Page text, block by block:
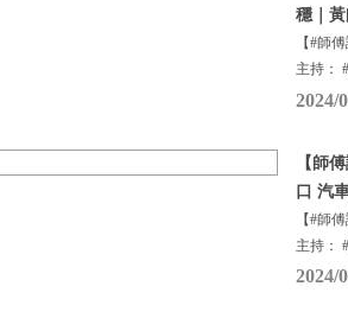
穩｜
【#師
主持：
2024/
【師
口 汽
【#師
主持：
2024/